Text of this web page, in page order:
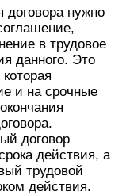
договора нужно
в трудовое
данного. Это
и на срочные
договор
действия, а
трудовой
действия.